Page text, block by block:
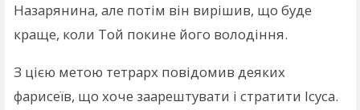
Назарянина, але потім він вирішив, що буде
краще, коли Той покине його володіння.
З цією метою тетрарх повідомив деяких
фарисеїв, що хоче заарештувати і стратити Ісуса.